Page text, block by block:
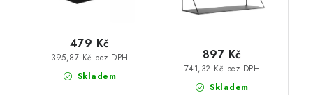
Skladem
395,87 Kč bez DPH
479 Kč
Skladem
741,32 Kč bez DPH
897 Kč